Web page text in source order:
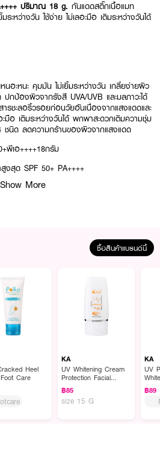
ปริมาณ 18 g. กันแดดสติ๊กเนื้อแมท
ระหว่างวัน ใช้ง่าย ไม่เลอะมือ เติมระหว่างวันได้
นอะหนะ คุมมัน ไม่เยิ้มระหว่างวัน เกลี่ยง่ายผิว
กป้องผิวจากรังสี UVA/UVB และมลภาวะได้
รชะลอริ้วรอยก่อนวัยอันเนื่องจากแสงแดดและ
ะมือ เติมระหว่างวันได้ พกพาสะดวกเติมความชุ่ม
ชนิด ลดความกร้านของผิวจากแสงแดด
พีเอ++++18กรัม
งสุด SPF 50+ PA++++
บสูงสุดตามมาตรฐาน (Very Water
ณีที่ทาแป้งฝุ่น หรือแป้งอัดแข็งอาจจะทำให้แป้ง
ง ไม่มีแอลกอฮอล์ ไม่มีพาราเบน ไม่แต่งสี
แดดเป็นประจำทุกวัน
Show More
ซื้อสินค้าแบรนด์นี้
Heel
Care
KA
UV Whitening Cream
Protection Facial
Sunscreen All Skin
Types SPF50 PA+++
฿85
size 15 G
KA
UV
฿89